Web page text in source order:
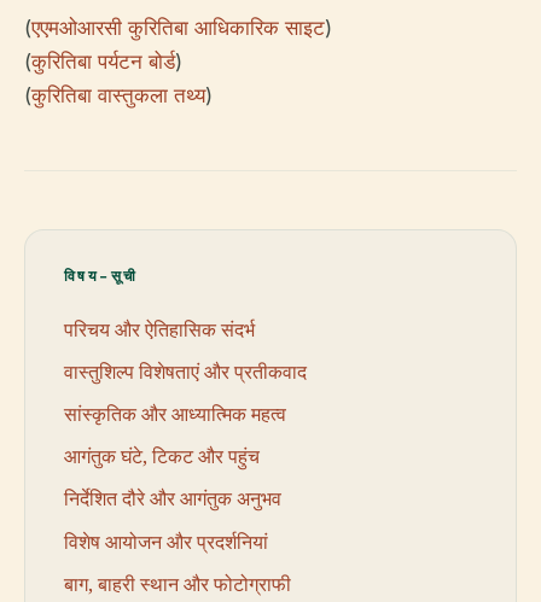
(एएमओआरसी कुरितिबा आधिकारिक साइट)
(कुरितिबा पर्यटन बोर्ड)
(कुरितिबा वास्तुकला तथ्य)
विषय-सूची
परिचय और ऐतिहासिक संदर्भ
वास्तुशिल्प विशेषताएं और प्रतीकवाद
सांस्कृतिक और आध्यात्मिक महत्व
आगंतुक घंटे, टिकट और पहुंच
निर्देशित दौरे और आगंतुक अनुभव
विशेष आयोजन और प्रदर्शनियां
बाग, बाहरी स्थान और फोटोग्राफी